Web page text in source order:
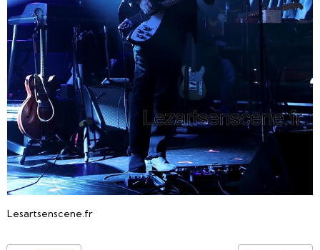
Lesartsenscene.fr